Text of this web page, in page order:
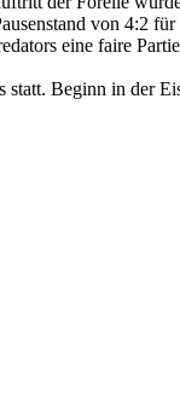
von 4:2
eine faire
statt. Beginn in der